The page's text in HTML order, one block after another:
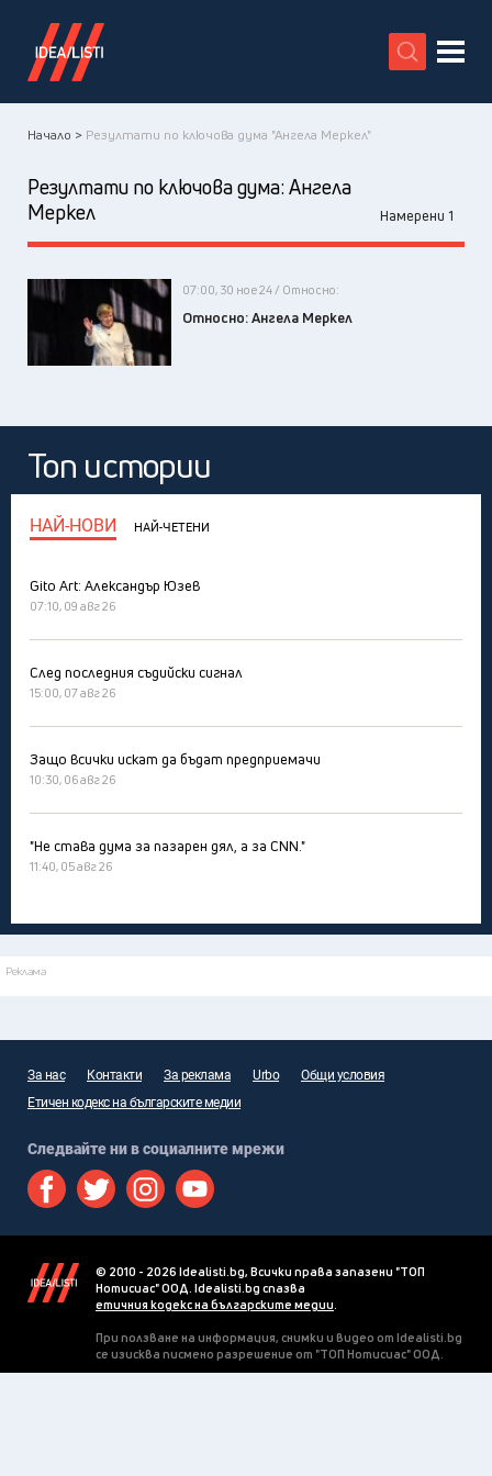
X
Начало > Резултати по ключова дума "Ангела Меркел"
Резултати по ключова дума: Ангела
Меркел
Намерени 1
07:00, 30 ное 24 / Относно:
Относно: Ангела Меркел
Топ истории
НАЙ-НОВИ НАЙ-ЧЕТЕНИ
Gito Art: Александър Юзев
07:10, 09 авг 26
След последния съдийски сигнал
15:00, 07 авг 26
Защо всички искат да бъдат предприемачи
10:30, 06 авг 26
"Не става дума за пазарен дял, а за CNN."
11:40, 05 авг 26
Реклама
За нас Контакти За реклама Urbo
Общи условия
Етичен кодекс на българските медии
Следвайте ни в социалните мрежи
© 2010 - 2026 Idealisti.bg, Всички права запазени "ТОП
Нотисиас" ООД. Idealisti.bg спазва
етичния кодекс на българските медии.
При ползване на информация, снимки и видео от Idealisti.bg
се изисква писмено разрешение от "ТОП Нотисиас" ООД.